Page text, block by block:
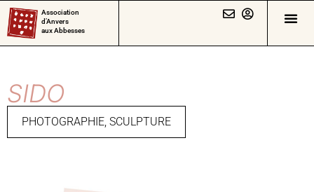
Association
d’Anvers
aux Abbesses
SIDO
PHOTOGRAPHIE, SCULPTURE